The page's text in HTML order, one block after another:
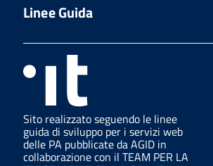
Linee Guida
Sito realizzato seguendo le linee
guida di sviluppo per i servizi web
delle PA pubblicate da AGID in
collaborazione con il TEAM PER LA